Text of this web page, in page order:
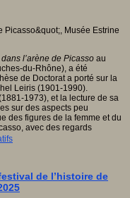
l’arène de Picasso au
du-Rhône), a été
de Doctorat a porté sur la
Leiris (1901-1990).
1973), et la lecture de sa
sur des aspects peu
des figures de la femme et du
avec des regards
de l’histoire de